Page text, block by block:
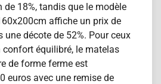
de 18%, tandis que le modèle
affiche un prix de
une décote de 52%. Pour ceux
confort équilibré, le matelas
de forme ferme est
euros avec une remise de